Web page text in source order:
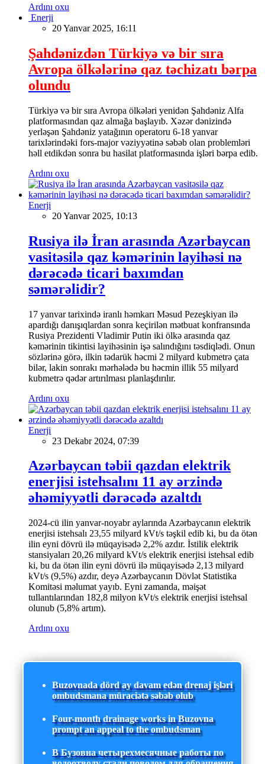
Ardını oxu
Enerji
20 Yanvar 2025, 16:11
Şahdənizdən Türkiyə və bir sıra
Avropa ölkələrinə qaz təchizatı bərpa
olundu
Türkiyə və bir sıra Avropa ölkələri yenidən Şahdəniz Alfa
platformasından qaz almağa başlayıb. Xəzər dənizində
yerləşən Şahdəniz yatağının operatoru 6-18 yanvar
tarixlərindəki fors-major vəziyyətinə səbəb olan problemləri
həll etdikdən sonra bu hasilat platformasında işləri bərpa edib.
Ardını oxu
Enerji
20 Yanvar 2025, 10:13
Rusiya ilə İran arasında Azərbaycan
vasitəsilə qaz kəmərinin layihəsi nə
dərəcədə ticari baxımdan
səmərəlidir?
17 yanvar tarixində iranlı həmkarı Məsud Pezeşkiyan ilə
apardığı danışıqlardan sonra keçirilən mətbuat konfransında
Rusiya Prezidenti Vladimir Putin iki ölkə arasında qaz
kəmərinin tikintisi layihəsinin işə salındığını təsdiqlədi. Onun
sözlərinə görə, ilkin tədarük həcmi 2 milyard kubmetrə çata
bilər, lakin sonrakı mərhələdə bu həcmin illik 55 milyard
kubmetrə qədər artırılması planlaşdırılır.
Ardını oxu
Enerji
23 Dekabr 2024, 07:39
Azərbaycan təbii qazdan elektrik
enerjisi istehsalını 11 ay ərzində
əhəmiyyətli dərəcədə azaltdı
2024-cü ilin yanvar-noyabr aylarında Azərbaycanın elektrik
enerjisi istehsalı 23,55 milyard kVt/s təşkil edib ki, bu da ötən
ilin eyni dövrü ilə müqayisədə 2,2% azdır. İstilik elektrik
stansiyaları 20,26 milyard kVt/s elektrik enerjisi istehsal edib
ki, bu da ötən ilin eyni dövrü ilə müqayisədə 2,13 milyard
kVt/s (9,5%) azdır, deyə Azərbaycanın Dövlət Statistika
Komitəsi məlumat yayıb. Eyni zamanda, məişət
tullantılarından 182,8 milyon kVt/s elektrik enerjisi istehsal
olunub (5,8% artım).
Ardını oxu
Buzovnada dörd ay davam edən drenaj işləri
ombudsmana müraciətə səbəb olub
Four-month drainage works in Buzovna
prompt an appeal to the ombudsman
В Бузовна четырехмесячные работы по